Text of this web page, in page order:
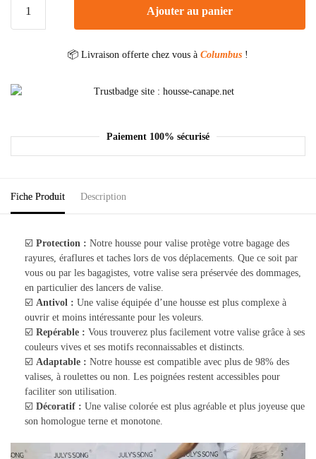
Ajouter au panier
📦 Livraison offerte chez vous à Columbus !
Paiement 100% sécurisé
Fiche Produit Description
☑️ Protection : Notre housse pour valise protège votre bagage des
rayures, éraflures et taches lors de vos déplacements. Que ce soit par
vous ou par les bagagistes, votre valise sera préservée des dommages,
en particulier des lancers de valise.
☑️ Antivol : Une valise équipée d’une housse est plus complexe à
ouvrir et moins intéressante pour les voleurs.
☑️ Repérable : Vous trouverez plus facilement votre valise grâce à ses
couleurs vives et ses motifs reconnaissables et distincts.
☑️ Adaptable : Notre housse est compatible avec plus de 98% des
valises, à roulettes ou non. Les poignées restent accessibles pour
faciliter son utilisation.
☑️ Décoratif : Une valise colorée est plus agréable et plus joyeuse que
son homologue terne et monotone.